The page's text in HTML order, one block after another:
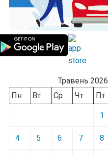
Травень 2026
Пн
Вт Ср Чт Пт
1
4 5 6 7 8